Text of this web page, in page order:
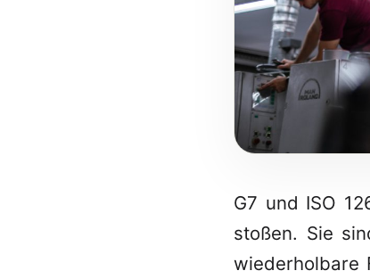
G7 und ISO
stoßen. Sie
wiederholbare